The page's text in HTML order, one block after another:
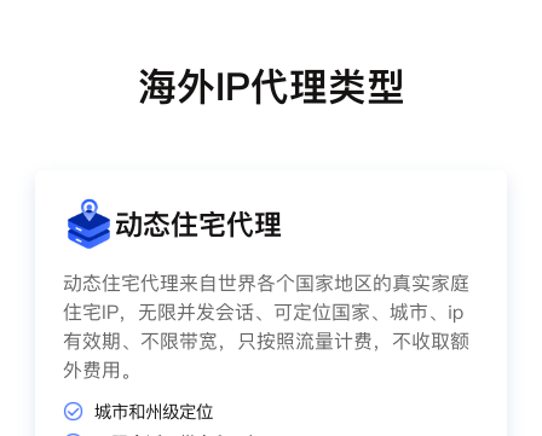
海外IP代理类型
动态住宅代理
动态住宅代理来自世界各个国家地区的真实家庭
住宅IP，无限并发会话、可定位国家、城市、ip
有效期、不限带宽，只按照流量计费，不收取额
外费用。
城市和州级定位